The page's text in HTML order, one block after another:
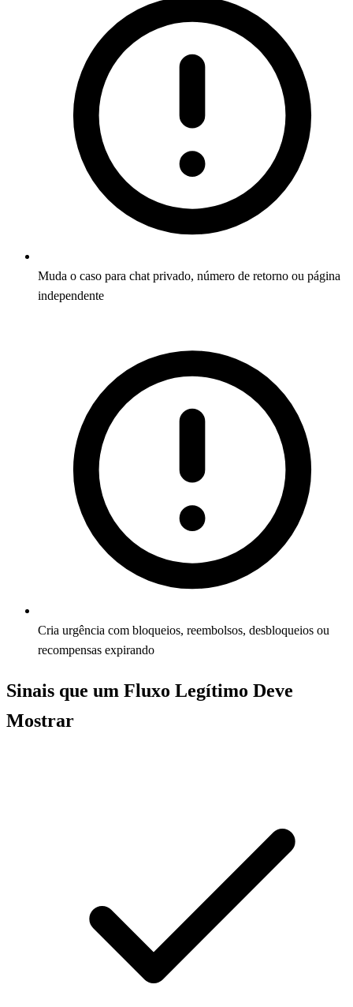
Muda o caso para chat privado, número de retorno ou página
independente
Cria urgência com bloqueios, reembolsos, desbloqueios ou
recompensas expirando
Sinais que um Fluxo Legítimo Deve
Mostrar